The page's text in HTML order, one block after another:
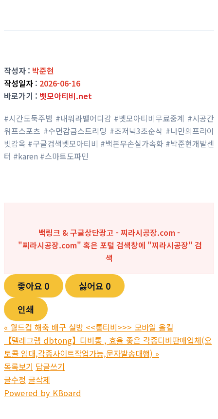
작성자 : 박준현
작성일자 : 2026-06-16
바로가기 : 벳모아티비.net
#시간도둑주범 #내워라밸어디감 #벳모아티비무료중계 #시공간
워프스포츠 #수면감금스트리밍 #초저녁3초순삭 #나만의프라이
빗감옥 #구글검색벳모아티비 #백본무손실가속화 #박준현개발센
터 #karen #스마트도파민
백링크 & 구글상단광고 - 찌라시공장.com -
"찌라시공장.com" 혹은 포털 검색창에 "찌라시공장" 검
색
좋아요 0 싫어요 0
인쇄
« 월드컵 해축 배구 실방 <<통티비>>> 모바일 올킬
【텔레그램 dbtong】디비통 , 효율 좋은 각종디비판매업체(오
토콜 임대,각종사이트작업가능,문자발송대행) »
목록보기 답글쓰기
글수정 글삭제
Powered by KBoard